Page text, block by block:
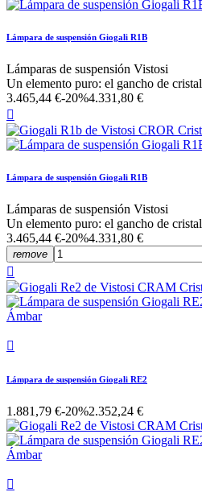
Lámpara de suspensión Giogali R1B
Lámparas de suspensión Vistosi
Un elemento puro: el gancho de cristal
3.465,44 €-20%4.331,80 €

Lámpara de suspensión Giogali R1B
Lámparas de suspensión Vistosi
Un elemento puro: el gancho de cristal
3.465,44 €-20%4.331,80 €
remove


Lámpara de suspensión Giogali RE2
1.881,79 €-20%2.352,24 €
